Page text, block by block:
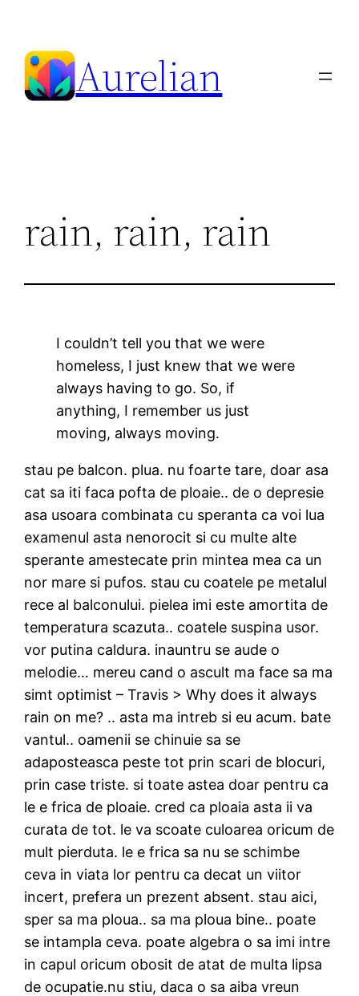
content
Aurelian
rain, rain, rain
I couldn’t tell you that we were
homeless, I just knew that we were
always having to go. So, if
anything, I remember us just
moving, always moving.
stau pe balcon. plua. nu foarte tare, doar asa
cat sa iti faca pofta de ploaie.. de o depresie
asa usoara combinata cu speranta ca voi lua
examenul asta nenorocit si cu multe alte
sperante amestecate prin mintea mea ca un
nor mare si pufos. stau cu coatele pe metalul
rece al balconului. pielea imi este amortita de
temperatura scazuta.. coatele suspina usor.
vor putina caldura. inauntru se aude o
melodie… mereu cand o ascult ma face sa ma
simt optimist – Travis > Why does it always
rain on me? .. asta ma intreb si eu acum. bate
vantul.. oamenii se chinuie sa se
adaposteasca peste tot prin scari de blocuri,
prin case triste. si toate astea doar pentru ca
le e frica de ploaie. cred ca ploaia asta ii va
curata de tot. le va scoate culoarea oricum de
mult pierduta. le e frica sa nu se schimbe
ceva in viata lor pentru ca decat un viitor
incert, prefera un prezent absent. stau aici,
sper sa ma ploua.. sa ma ploua bine.. poate
se intampla ceva. poate algebra o sa imi intre
in capul oricum obosit de atat de multa lipsa
de ocupatie.nu stiu, daca o sa aiba vreun